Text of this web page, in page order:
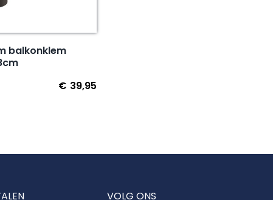
balkonklem
€ 39,95
VOLG ONS